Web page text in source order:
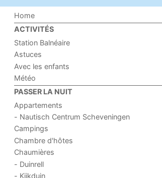
Home
ACTIVITÉS
Station Balnéaire
Astuces
Avec les enfants
Météo
PASSER LA NUIT
Appartements
- Nautisch Centrum Scheveningen
Campings
Chambre d'hôtes
Chaumières
- Duinrell
- Kijkduin